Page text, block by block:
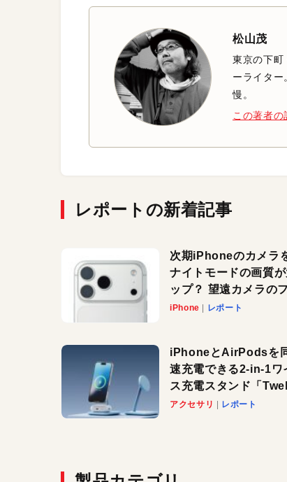
松山茂
東京の下町
ーライタ
慢。
この著者の
レポートの新着記事
次期iPhoneのカメラ
ナイトモードの画質
ップ？ 望遠カメラの
スがさらにシャープに
iPhone レポート
iPhoneとAirPodsを
速充電できる2-in-1ワ
ス充電スタンド「
South HiRise 2
アクセサリ レポート